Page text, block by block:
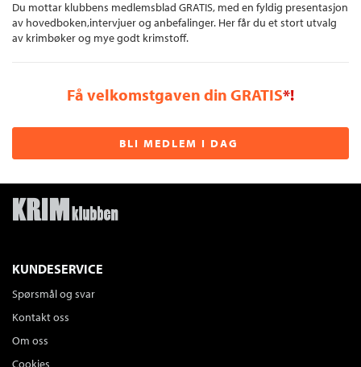
Du mottar klubbens medlemsblad GRATIS, med en fyldig presentasjon
av hovedboken,intervjuer og anbefalinger. Her får du et stort utvalg
av krimbøker og mye godt krimstoff.
Få velkomstgaven din GRATIS*!
BLI MEDLEM I DAG
KUNDESERVICE
Spørsmål og svar
Kontakt oss
Om oss
Cookies